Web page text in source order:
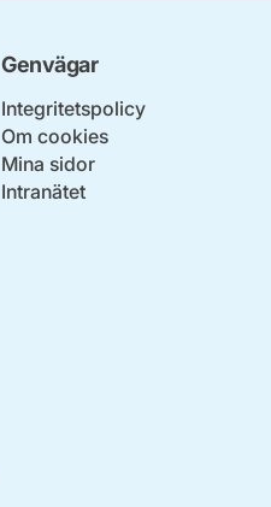
Genvägar
Integritetspolicy
Om cookies
Mina sidor
Intranätet